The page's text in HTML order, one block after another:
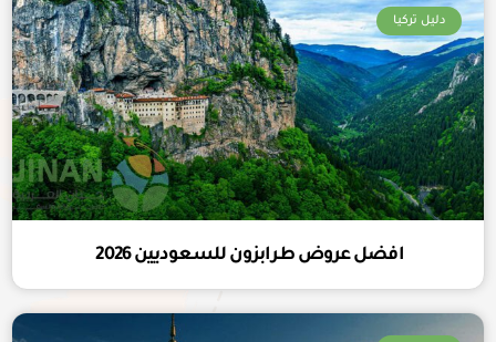
دليل تركيا
افضل عروض طرابزون للسعوديين 2026